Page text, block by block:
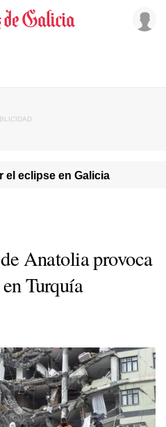
el eclipse en Galicia
Anatolia provoca
Turquía